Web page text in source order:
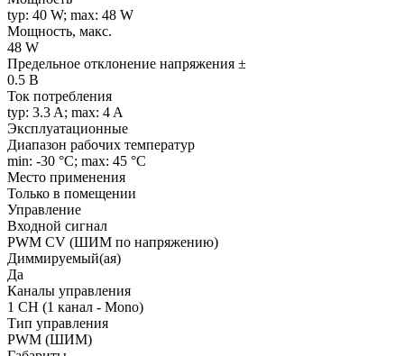
typ: 40 W; max: 48 W
Мощность, макс.
48 W
Предельное отклонение напряжения ±
0.5 В
Ток потребления
typ: 3.3 A; max: 4 A
Эксплуатационные
Диапазон рабочих температур
min: -30 °C; max: 45 °C
Место применения
Только в помещении
Управление
Входной сигнал
PWM СV (ШИМ по напряжению)
Диммируемый(ая)
Да
Каналы управления
1 CH (1 канал - Mono)
Тип управления
PWM (ШИМ)